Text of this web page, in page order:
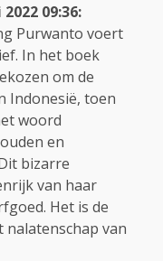
09:36:
Purwanto voert
In het boek
om de
Indonesië, toen
woord
en
bizarre
van haar
Het is de
van